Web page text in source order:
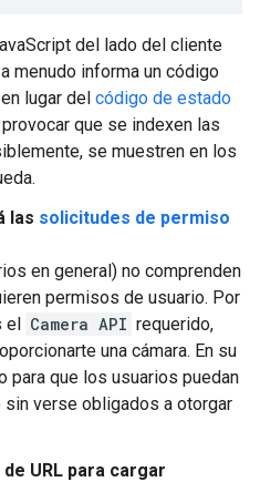
del lado del cliente
menudo informa un código
en lugar del código de estado
que se indexen las
se muestren en los
las solicitudes de permiso
en general) no comprenden
permisos de usuario. Por
el Camera API requerido,
una cámara. En su
para que los usuarios puedan
sin verse obligados a otorgar
URL para cargar